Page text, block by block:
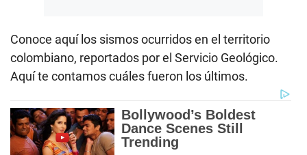
Conoce aquí los sismos ocurridos en el territorio
colombiano, reportados por el Servicio Geológico.
Aquí te contamos cuáles fueron los últimos.